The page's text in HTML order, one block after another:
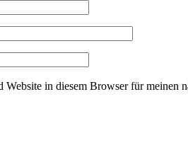
in diesem Browser für meinen